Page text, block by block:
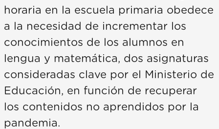
horaria en la escuela primaria obedece
a la necesidad de incrementar los
conocimientos de los alumnos en
lengua y matemática, dos asignaturas
consideradas clave por el Ministerio de
Educación, en función de recuperar
los contenidos no aprendidos por la
pandemia.